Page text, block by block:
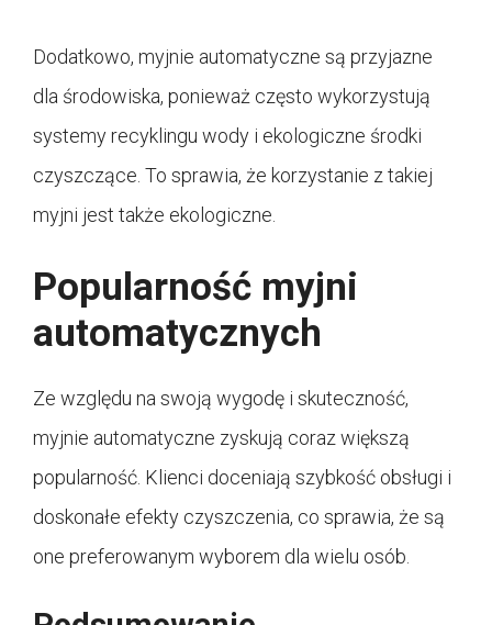
Dodatkowo, myjnie automatyczne są przyjazne
dla środowiska, ponieważ często wykorzystują
systemy recyklingu wody i ekologiczne środki
czyszczące. To sprawia, że korzystanie z takiej
myjni jest także ekologiczne.
Popularność myjni
automatycznych
Ze względu na swoją wygodę i skuteczność,
myjnie automatyczne zyskują coraz większą
popularność. Klienci doceniają szybkość obsługi i
doskonałe efekty czyszczenia, co sprawia, że są
one preferowanym wyborem dla wielu osób.